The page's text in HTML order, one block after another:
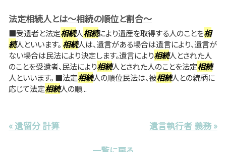
法定相続人とは～相続の順位と割合～
■受遺者と法定相続人相続により遺産を取得する人のことを相
続人といいます。 相続人は、遺言がある場合は遺言により、遺言が
ない場合は民法により決定します。遺言により相続人とされた人
のことを受遺者、民法により相続人とされた人のことを法定相続
人といいます。 ■法定相続人の順位民法は、被相続人との続柄に
応じて法定相続人の順...
« 遺留分 計算
遺言執行者 義務 »